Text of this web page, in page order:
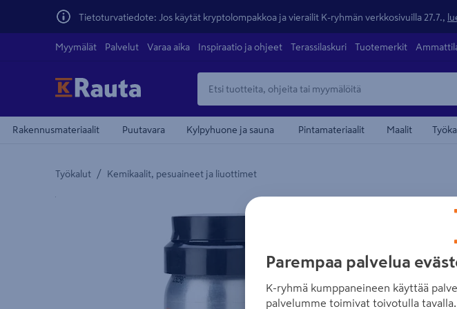
Tietoturvatiedote: Jos käytät kryptolompakkoa ja vierailit K-ryhmän verkkosivuilla 27.7.,
Myymälät Palvelut Varaa aika Inspiraatio ja ohjeet Terassilaskuri Tuotemerkit
Rakennusmateriaalit Puutavara Kylpyhuone ja sauna Pintamateriaalit Maalit
Työkalut / Kemikaalit, pesuaineet ja liuottimet
Yksityiskohtainen kuvaus löytyy Tuotteen kuvaus -maamerkistä
Parempaa palvelua
K-ryhmä kumppaneineen käyttää
palvelumme toimivat toivotulla